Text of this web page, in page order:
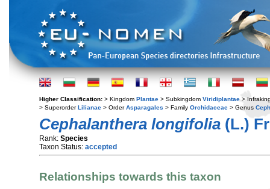
Higher Classification: > Kingdom Plantae > Subkingdom Viridiplantae >
> SuperorderLilianae > OrderAsparagales > Family Orchidaceae > Genus
Cephalanthera longifolia (L.)
Rank: Species
Taxon Status: accepted
Relationships towards this taxon